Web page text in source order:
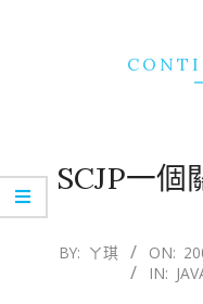
SCJP一個
2009-
BY: ㄚ琪 ON:
IN: